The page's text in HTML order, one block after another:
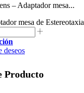
– Adaptador mesa...
mesa de
deseos
Producto